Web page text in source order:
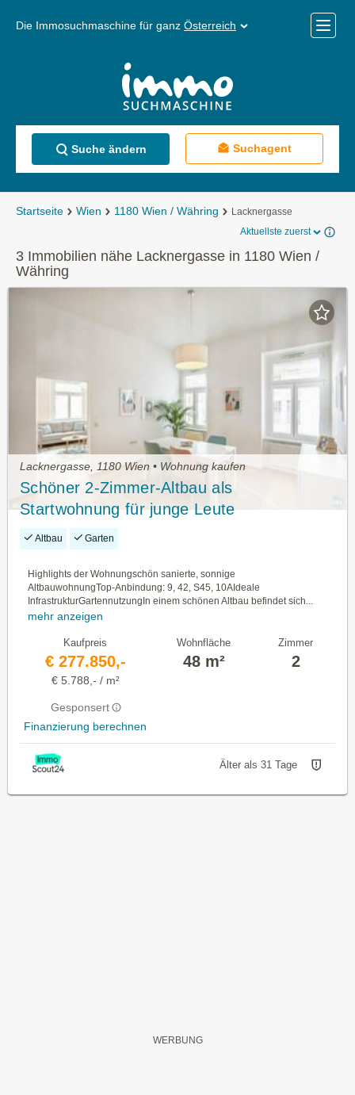
Die Immosuchmaschine für ganz Österreich
Menü
Suche ändern Suchagent
Startseite Wien 1180 Wien / Währing
Lacknergasse
Aktuellste zuerst
3 Immobilien nähe Lacknergasse in 1180 Wien /
Währing
Lacknergasse, 1180 Wien • Wohnung kaufen
Schöner 2-Zimmer-Altbau als
Startwohnung für junge Leute
Altbau Garten
Highlights der Wohnungschön sanierte, sonnige
AltbauwohnungTop‑Anbindung: 9, 42, S45, 10AIdeale
InfrastrukturGartennutzungIn einem schönen Altbau befindet sich...
mehr anzeigen
Kaufpreis
€ 277.850,-
€ 5.788,- / m²
Gesponsert
Finanzierung berechnen
Wohnfläche
48 m²
Zimmer
2
Älter als 31 Tage